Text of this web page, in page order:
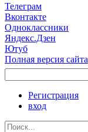
Телеграм
Вконтакте
Одноклассники
Яндекс.Дзен
Ютуб
Полная версия сайта
Регистрация
вход